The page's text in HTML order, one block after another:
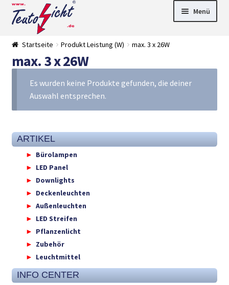
Zur
Navigation
springen
Springe
zum
Menü
►
t
Downlights
►
Deckenleuch
►
►
Versandarten
► Zahlarten
Startseite Produkt Leistung (W) max. 3 x 26W
max. 3 x 26W
Es wurden keine Produkte gefunden, die deiner
Auswahl entsprechen.
ARTIKEL
Bürolampen
LED Panel
Downlights
Deckenleuchten
Außenleuchten
LED Streifen
Pflanzenlicht
Zubehör
Leuchtmittel
INFO CENTER